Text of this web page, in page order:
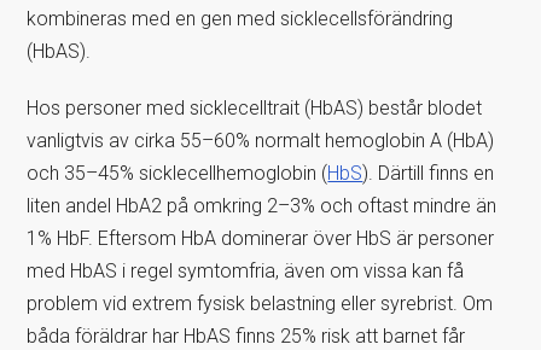
kombineras med en gen med sicklecellsförändring
(HbAS).
Hos personer med sicklecelltrait (HbAS) består blodet
vanligtvis av cirka 55–60% normalt hemoglobin A (HbA)
och 35–45% sicklecellhemoglobin (HbS). Därtill finns en
liten andel HbA2 på omkring 2–3% och oftast mindre än
1% HbF. Eftersom HbA dominerar över HbS är personer
med HbAS i regel symtomfria, även om vissa kan få
problem vid extrem fysisk belastning eller syrebrist. Om
båda föräldrar har HbAS finns 25% risk att barnet får